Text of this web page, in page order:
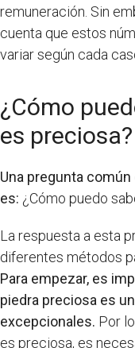
remuneración. Sin
cuenta que estos
variar según cada
¿Cómo
es preciosa?
Una pregunta
es: ¿Cómo puedo
La respuesta a esta
diferentes métodos
Para empezar, es
piedra preciosa es
excepcionales. Por
es preciosa, es